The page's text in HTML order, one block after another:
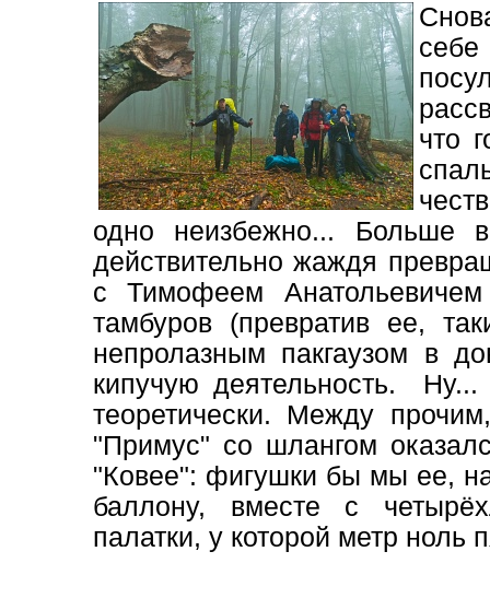
что
одно неизбежно... Больше
действительно жаждя
с Тимофеем
тамбуров (превратив ее,
непролазным пакгаузом в
кипучую деятельность.
теоретически. Между
"Примус" со шлангом
"Ковее": фигушки бы мы ее,
баллону, вместе с
палатки, у которой метр ноль